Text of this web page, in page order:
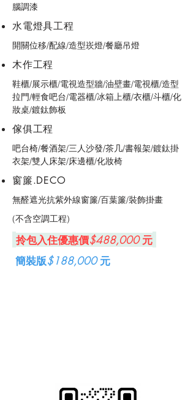
腦調漆
水電燈具工程
開關位移/配線/造型崁燈/餐廳吊燈
​木作工程
鞋櫃/展示櫃/電視造型牆/油壁畫/電視櫃/造型
拉門/輕食吧台/電器櫃/冰箱上櫃/衣櫃/斗櫃/化
妝桌/鍍鈦飾板
​傢俱工程
吧台椅/餐酒架/三人沙發/茶几/書報架/鍍鈦掛
衣架/雙人床架/床邊櫃/化妝椅
​窗簾.DECO
無醛遮光抗紫外線窗簾/百葉簾/裝飾掛畫
(不含空調工程)
拎包入住優惠價$488,000元
​ 簡裝版$188,000元